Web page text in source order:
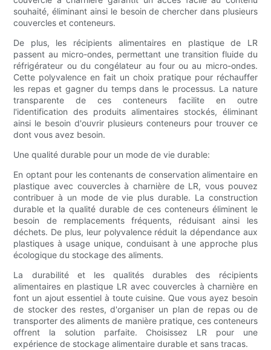
souhaité, éliminant ainsi le besoin de chercher dans plusieurs
couvercles et conteneurs.
De plus, les récipients alimentaires en plastique de LR
passent au micro-ondes, permettant une transition fluide du
réfrigérateur ou du congélateur au four ou au micro-ondes.
Cette polyvalence en fait un choix pratique pour réchauffer
les repas et gagner du temps dans le processus. La nature
transparente de ces conteneurs facilite en outre
l'identification des produits alimentaires stockés, éliminant
ainsi le besoin d'ouvrir plusieurs conteneurs pour trouver ce
dont vous avez besoin.
Une qualité durable pour un mode de vie durable:
En optant pour les contenants de conservation alimentaire en
plastique avec couvercles à charnière de LR, vous pouvez
contribuer à un mode de vie plus durable. La construction
durable et la qualité durable de ces conteneurs éliminent le
besoin de remplacements fréquents, réduisant ainsi les
déchets. De plus, leur polyvalence réduit la dépendance aux
plastiques à usage unique, conduisant à une approche plus
écologique du stockage des aliments.
La durabilité et les qualités durables des récipients
alimentaires en plastique LR avec couvercles à charnière en
font un ajout essentiel à toute cuisine. Que vous ayez besoin
de stocker des restes, d'organiser un plan de repas ou de
transporter des aliments de manière pratique, ces conteneurs
offrent la solution parfaite. Choisissez LR pour une
expérience de stockage alimentaire durable et sans tracas.